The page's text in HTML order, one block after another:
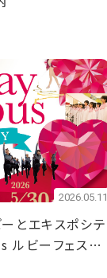
2026.05.11
とエキスポシテ
ルビーフェスタ